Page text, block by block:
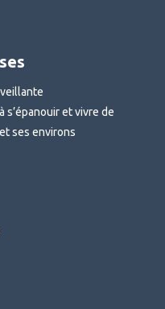
s’épanouir et vivre de
ses environs